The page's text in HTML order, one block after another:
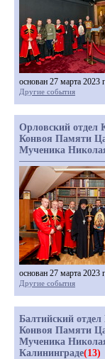
основан 27 марта 2023
Другие события
Орловский отдел
Конвоя Памяти
Мученика
основан 27 марта 2023
Другие события
Балтийский отдел
Конвоя Памяти
Мученика
Калининграде(13)